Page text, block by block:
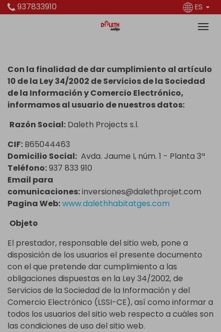
937833910 ES
Con la finalidad de dar cumplimiento al artículo
10 de la Ley 34/2002 de Servicios de la Sociedad
de la Información y Comercio Electrónico,
informamos al usuario de nuestros datos:
Razón Social: Daleth Projects s.l.
CIF: B65044463
Domicilio Social: Avda. Jaume I, núm. 1 - Planta 3ª
Teléfono:937 833 910
Email para
comunicaciones:inversiones@dalethprojet.com
Pagina Web:www.dalethhabitatges.com
Objeto
El prestador, responsable del sitio web, pone a
disposición de los usuarios el presente documento
con el que pretende dar cumplimiento a las
obligaciones dispuestas en la Ley 34/2002, de
Servicios de la Sociedad de la Información y del
Comercio Electrónico (LSSI-CE), así como informar a
todos los usuarios del sitio web respecto a cuáles son
las condiciones de uso del sitio web.